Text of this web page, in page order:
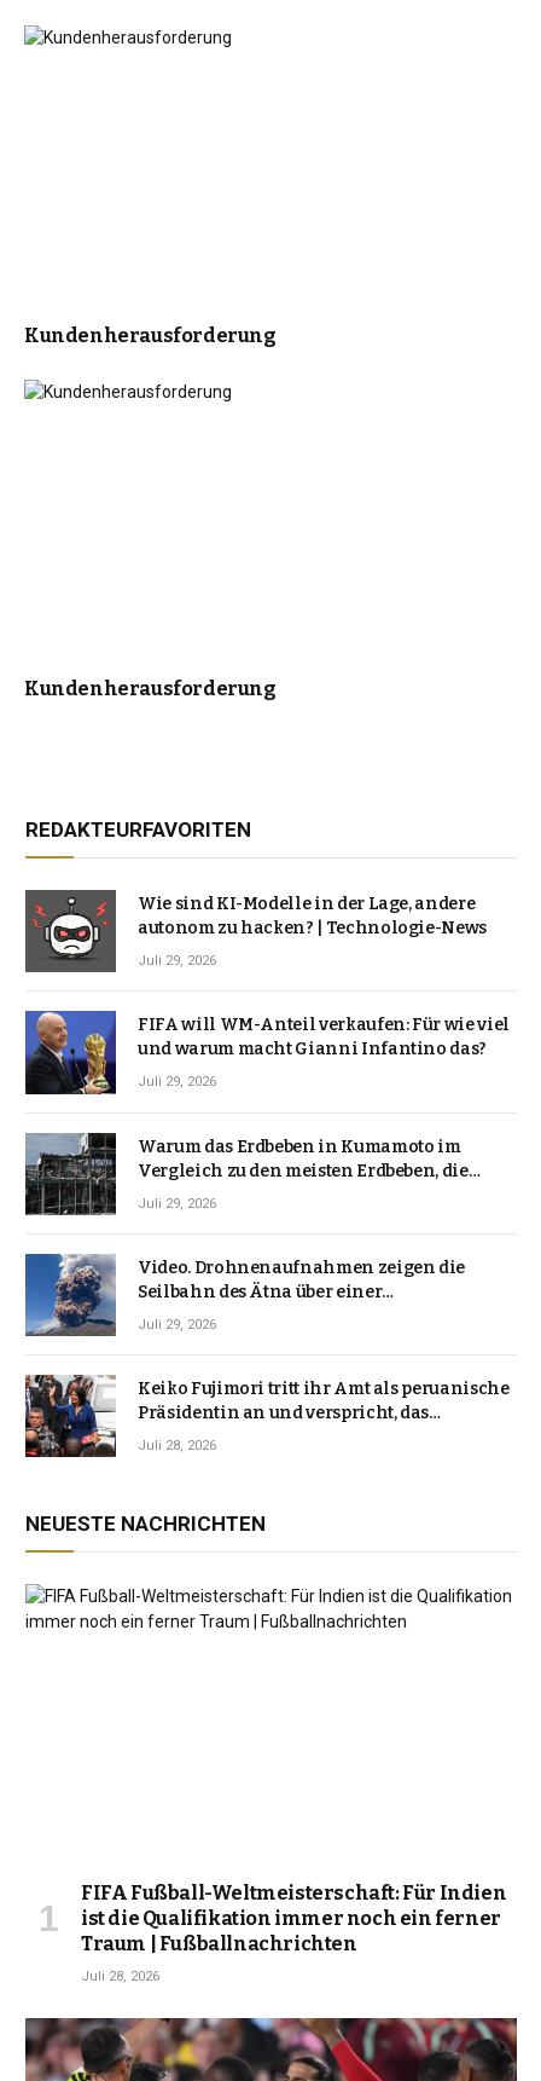
Kundenherausforderung
Kundenherausforderung
REDAKTEURFAVORITEN
Wie sind KI-Modelle in der Lage, andere
autonom zu hacken? | Technologie-News
Juli 29, 2026
FIFA will WM-Anteil verkaufen: Für wie viel
und warum macht Gianni Infantino das?
Juli 29, 2026
Warum das Erdbeben in Kumamoto im
Vergleich zu den meisten Erdbeben, die
Japan erschütterten, ungewöhnlich ist
Juli 29, 2026
Video. Drohnenaufnahmen zeigen die
Seilbahn des Ätna über einer
Vulkanlandschaft
Juli 29, 2026
Keiko Fujimori tritt ihr Amt als peruanische
Präsidentin an und verspricht, das
Jahrzehnt der Instabilität zu beenden
Juli 28, 2026
NEUESTE NACHRICHTEN
FIFA Fußball-Weltmeisterschaft: Für Indien
ist die Qualifikation immer noch ein ferner
Traum | Fußballnachrichten
Juli 28, 2026